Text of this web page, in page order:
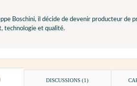
Boschini, il décide de devenir producteur de
technologie et qualité.
DISCUSSIONS (1)